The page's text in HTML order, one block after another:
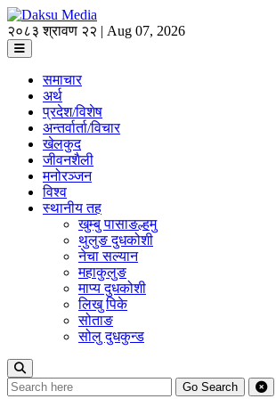
२०८३ श्रावण २२ | Aug 07, 2026
समाचार
अर्थ
प्रदेश/विशेष
अन्तर्वार्ता/विचार
खेलकुद
जीवनशैली
मनोरञ्जन
विश्व
स्थानीय तह
खुम्बु पासाङल्हमु
थुलुङ दुधकोशी
नेचा सल्यान
महाकुलुङ
माप्य दुधकोशी
लिखु पिके
सोताङ
सोलु दुधकुन्ड
Go Search